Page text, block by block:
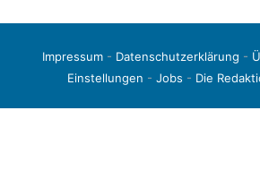
Impressum- Datenschutzerklärung -
Einstellungen - Jobs - Die